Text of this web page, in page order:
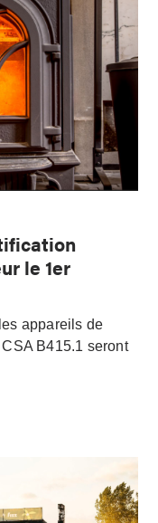
le 1er
appareils de
B415.1 seront